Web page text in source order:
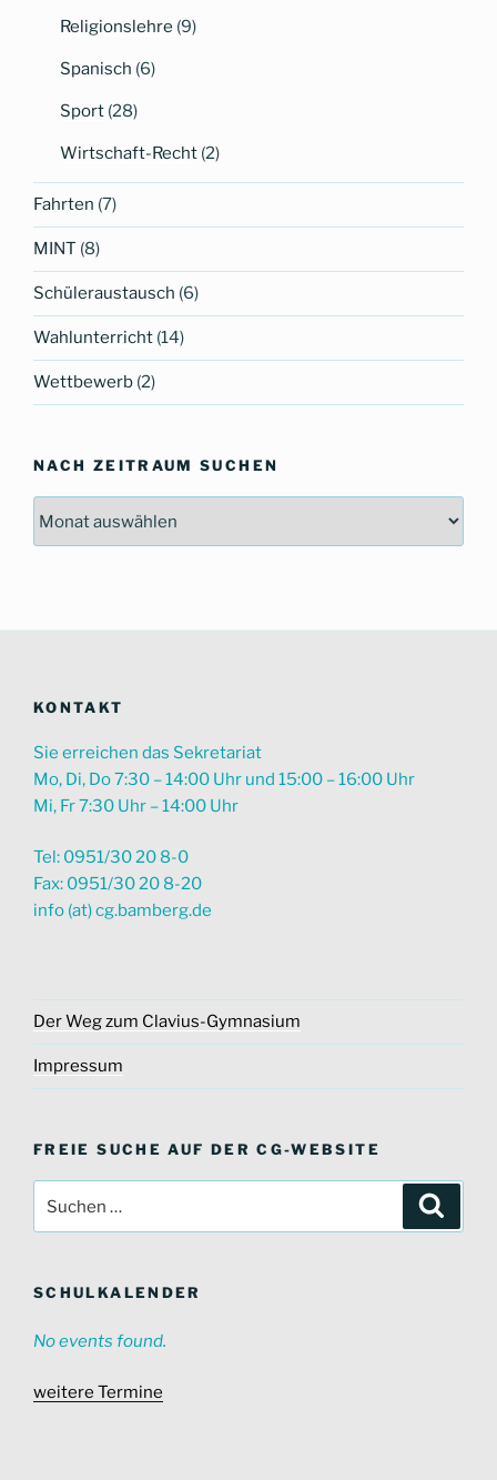
Religionslehre (9)
Spanisch (6)
Sport (28)
Wirtschaft-Recht (2)
Fahrten (7)
MINT (8)
Schüleraustausch (6)
Wahlunterricht (14)
Wettbewerb (2)
NACH ZEITRAUM SUCHEN
Zeitraum
KONTAKT
Sie erreichen das Sekretariat
Mo, Di, Do 7:30 – 14:00 Uhr und 15:00 – 16:00 Uhr
Mi, Fr 7:30 Uhr – 14:00 Uhr
Tel: 0951/30 20 8-0
Fax: 0951/30 20 8-20
info (at) cg.bamberg.de
Der Weg zum Clavius-Gymnasium
Impressum
FREIE SUCHE AUF DER CG-WEBSITE
nach:
SCHULKALENDER
No events found.
weitere Termine